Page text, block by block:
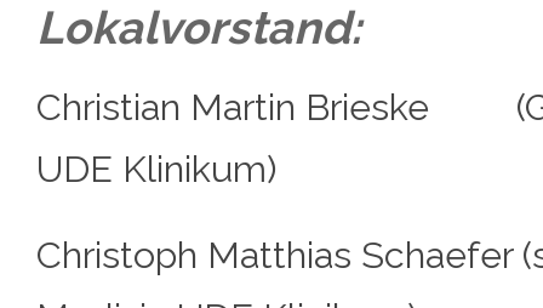
Lokalvorstand:
Christian Martin Brieske
UDE Klinikum)
Christoph Matthias Schaefer